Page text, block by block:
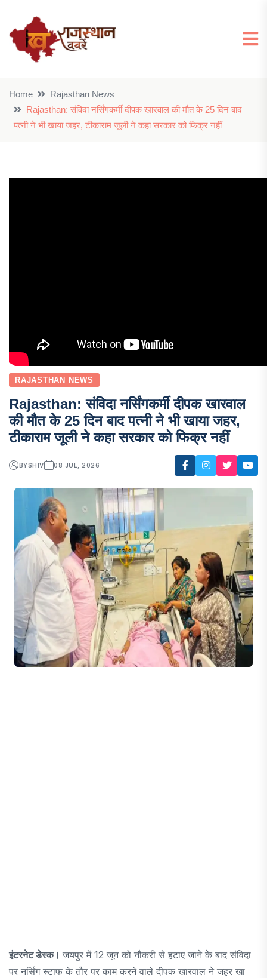
Home
Rajasthan News
Rajasthan: संविदा नर्सिंगकर्मी दीपक खारवाल की मौत के 25 दिन बाद
पत्नी ने भी खाया जहर, टीकाराम जूली ने कहा सरकार को फिक्र नहीं
RAJASTHAN NEWS
Rajasthan: संविदा नर्सिंगकर्मी दीपक खारवाल
की मौत के 25 दिन बाद पत्नी ने भी खाया जहर,
टीकाराम जूली ने कहा सरकार को फिक्र नहीं
BYSHIV 08 JUL, 2026
इंटरनेट डेस्क। जयपुर में 12 जून को नौकरी से हटाए जाने के बाद संविदा
पर नर्सिंग स्टाफ के तौर पर काम करने वाले दीपक खारवाल ने जहर खा